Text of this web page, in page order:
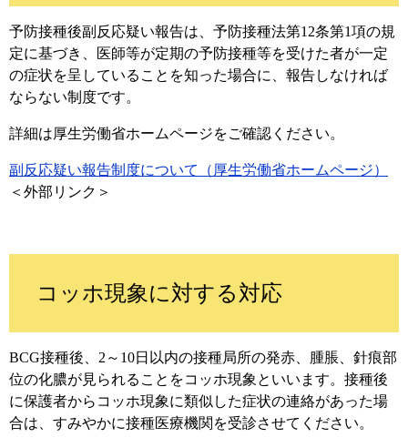
予防接種後副反応疑い報告は、予防接種法第12条第1項の規
定に基づき、医師等が定期の予防接種等を受けた者が一定
の症状を呈していることを知った場合に、報告しなければ
ならない制度です。
詳細は厚生労働省ホームページをご確認ください。
副反応疑い報告制度について（厚生労働省ホームページ）
＜外部リンク＞
コッホ現象に対する対応
BCG接種後、2～10日以内の接種局所の発赤、腫脹、針痕部
位の化膿が見られることをコッホ現象といいます。接種後
に保護者からコッホ現象に類似した症状の連絡があった場
合は、すみやかに接種医療機関を受診させてください。